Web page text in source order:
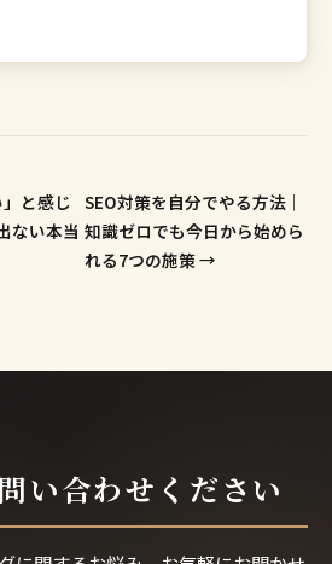
と感じ
ない本当
SEO対策を自分でやる方法｜
知識ゼロでも今日から始めら
れる7つの施策 →
い合わせください